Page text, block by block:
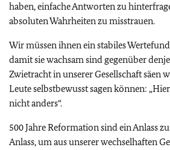
haben, einfache Antworten zu
absoluten Wahrheiten zu misstrauen.
Wir müssen ihnen ein stabiles
damit sie wachsam sind gegenüber
Zwietracht in unserer Gesellschaft säen
Leute selbstbewusst sagen können:
nicht anders“.
500 Jahre Reformation sind ein Anlass
Anlass, um aus unserer wechselhaften